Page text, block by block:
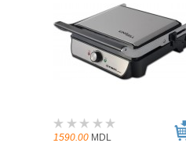
1590.00 MDL